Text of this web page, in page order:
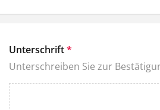
Unterschrift*
Unterschreiben Sie zur